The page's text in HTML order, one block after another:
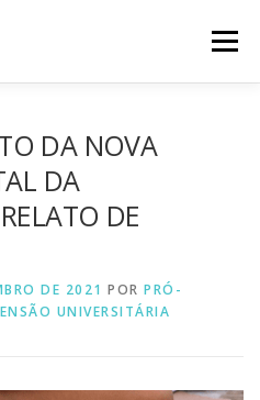
Menu
PROGRAMAÇÃO
DA NOVA
DA
DE
DE 2021 POR PRÓ-
UNIVERSITÁRIA